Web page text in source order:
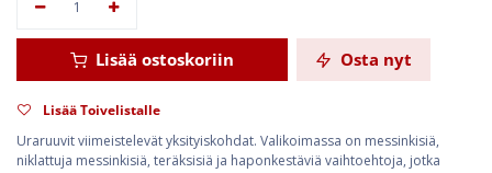
Lisää ostoskoriin Osta nyt
Lisää Toivelistalle
Uraruuvit viimeistelevät yksityiskohdat. Valikoimassa on messinkisiä,
niklattuja messinkisiä, teräksisiä ja haponkestäviä vaihtoehtoja, jotka